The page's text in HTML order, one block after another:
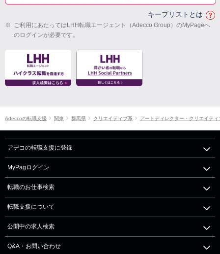
キープリストとは
※ ご利用にあたってはLHH転職エージェント（Adecco Group）のMyPageへ
のログインが必要です。
Adeccoの転職支援 関東 群馬県 クリエイティブ系 アートディレクター・クリエイテ
アデコの転職支援に登録
MyPagログイン
転職のお仕事検索
転職支援について
公開中の求人検索
Q&A・お問い合わせ